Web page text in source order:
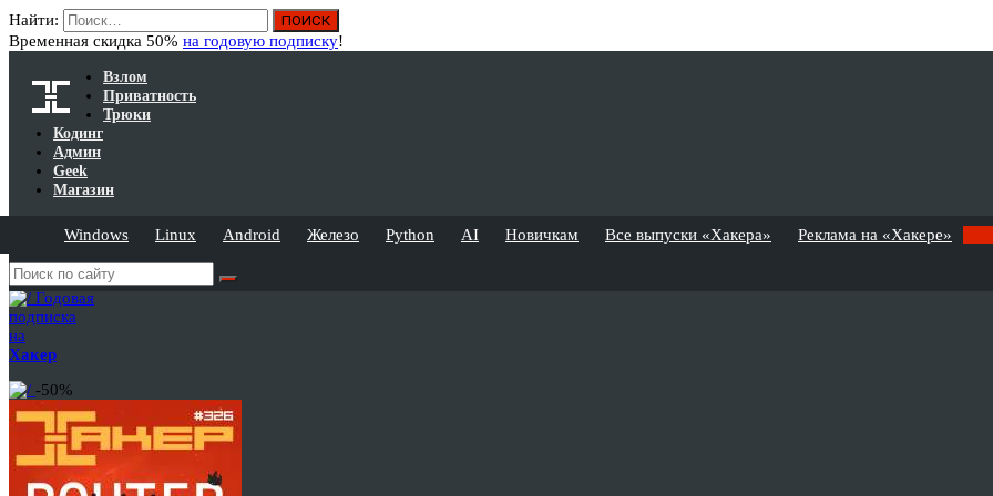
Найти:
Временная скидка 50% на годовую подписку!
Взлом
Приватность
Трюки
Кодинг
Админ
Geek
Магазин
Windows Linux Android Железо Python AI Новичкам Все выпуски «Хакера» Реклама на «Хакере»
Годовая
подписка
на
Хакер
-50%